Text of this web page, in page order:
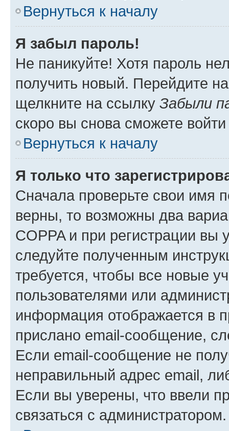
Вернуться к началу
Я забыл пароль!
Не паникуйте! Хотя пароль
получить новый. Перейдите
щелкните на ссылку Забыли
скоро вы снова сможете
Вернуться к началу
Я только что
Сначала проверьте свои имя
верны, то возможны два
COPPA и при регистрации вы
следуйте полученным
требуется, чтобы все новые
пользователями или
информация отображается в
прислано email-сообщение,
Если email-сообщение не
неправильный адрес email,
Если вы уверены, что ввели
связаться с администратором.